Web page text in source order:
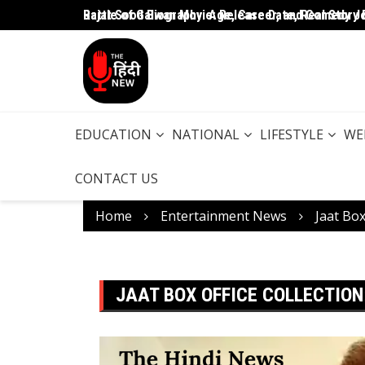
Rajat Sood Biography: Age, Career, and Comedy
Battle of Galwan Movie: Release Date, Real Story
EDUCATION NATIONAL LIFESTYLE
CONTACT US
Home Entertainment News Jaat
JAAT BOX OFFICE